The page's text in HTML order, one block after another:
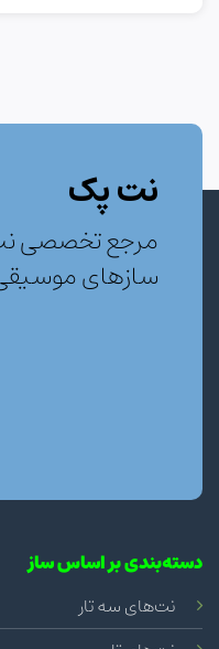
نت پک
مرجع تخصصی
سازهای
دسته‌بندی بر اساس ساز
نت‌های سه تار